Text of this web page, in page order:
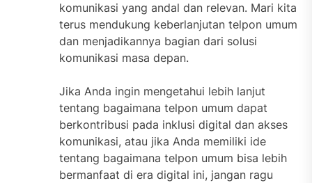
komunikasi yang andal dan relevan. Mari kita
terus mendukung keberlanjutan telpon umum
dan menjadikannya bagian dari solusi
komunikasi masa depan.
Jika Anda ingin mengetahui lebih lanjut
tentang bagaimana telpon umum dapat
berkontribusi pada inklusi digital dan akses
komunikasi, atau jika Anda memiliki ide
tentang bagaimana telpon umum bisa lebih
bermanfaat di era digital ini, jangan ragu